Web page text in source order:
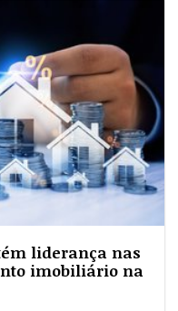
liderança nas
imobiliário na